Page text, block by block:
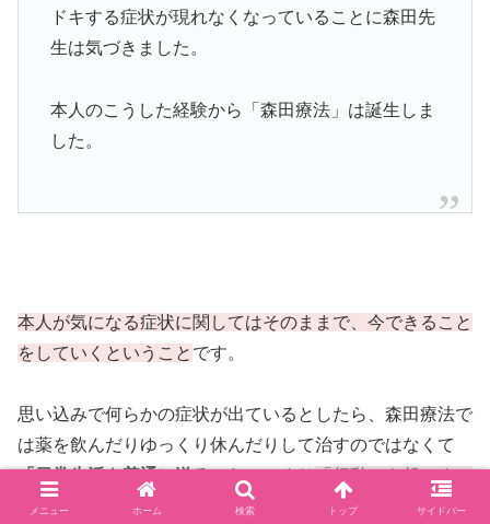
ドキする症状が現れなくなっていることに森田先
生は気づきました。
本人のこうした経験から「森田療法」は誕生しま
した。
本人が気になる症状に関してはそのままで、今できること
をしていくということ です。
思い込みで何らかの症状が出ているとしたら、森田療法で
は薬を飲んだりゆっくり休んだりして治すのではなくて
「日常生活を普通に送ること」つまり「行動」を起こすこ
とから治療を始めます。
メニュー ホーム 検索 トップ サイドバー